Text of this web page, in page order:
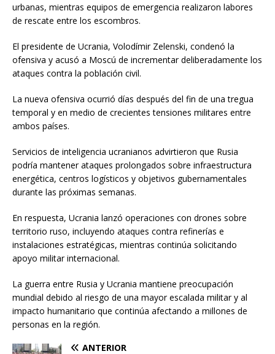
urbanas, mientras equipos de emergencia realizaron labores
de rescate entre los escombros.
El presidente de Ucrania, Volodímir Zelenski, condenó la
ofensiva y acusó a Moscú de incrementar deliberadamente los
ataques contra la población civil.
La nueva ofensiva ocurrió días después del fin de una tregua
temporal y en medio de crecientes tensiones militares entre
ambos países.
Servicios de inteligencia ucranianos advirtieron que Rusia
podría mantener ataques prolongados sobre infraestructura
energética, centros logísticos y objetivos gubernamentales
durante las próximas semanas.
En respuesta, Ucrania lanzó operaciones con drones sobre
territorio ruso, incluyendo ataques contra refinerías e
instalaciones estratégicas, mientras continúa solicitando
apoyo militar internacional.
La guerra entre Rusia y Ucrania mantiene preocupación
mundial debido al riesgo de una mayor escalada militar y al
impacto humanitario que continúa afectando a millones de
personas en la región.
ANTERIOR